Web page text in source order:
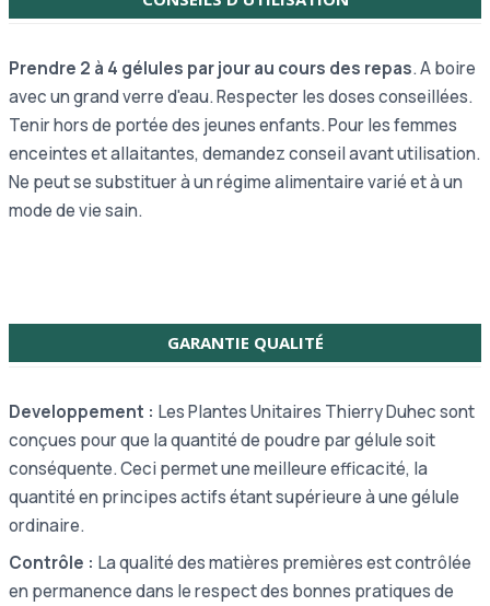
Prendre 2 à 4 gélules par jour au cours des repas. A boire
avec un grand verre d'eau. Respecter les doses conseillées.
Tenir hors de portée des jeunes enfants. Pour les femmes
enceintes et allaitantes, demandez conseil avant utilisation.
Ne peut se substituer à un régime alimentaire varié et à un
mode de vie sain.
GARANTIE QUALITÉ
Developpement : Les Plantes Unitaires Thierry Duhec sont
conçues pour que la quantité de poudre par gélule soit
conséquente. Ceci permet une meilleure efficacité, la
quantité en principes actifs étant supérieure à une gélule
ordinaire.
Contrôle : La qualité des matières premières est contrôlée
en permanence dans le respect des bonnes pratiques de